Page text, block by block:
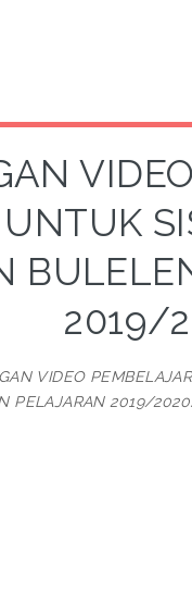
2019/
VIDEO
PELAJARAN 2019/2020.